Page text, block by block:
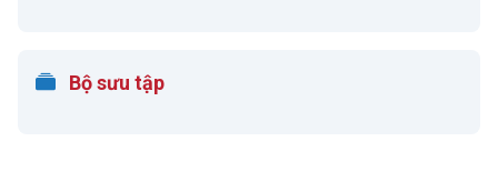
Bộ sưu tập